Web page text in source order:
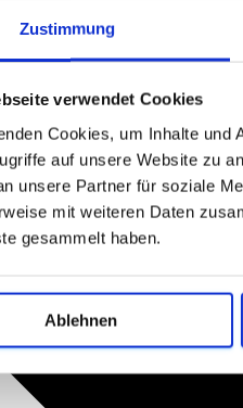
Zustimmung
verwendet Cookies
Cookies, um Inhalte und
auf unsere Website zu
unsere Partner für soziale
mit weiteren Daten
gesammelt haben.
Ablehnen